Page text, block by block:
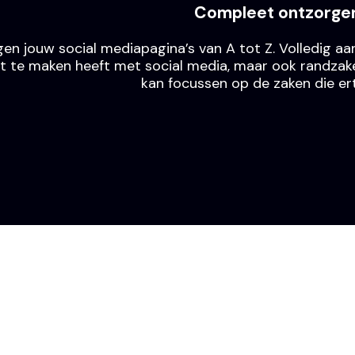
Compleet
jouw social mediapagina’s van A tot Z. Volledig
te maken heeft met social media, maar ook
kan focussen op de zaken die